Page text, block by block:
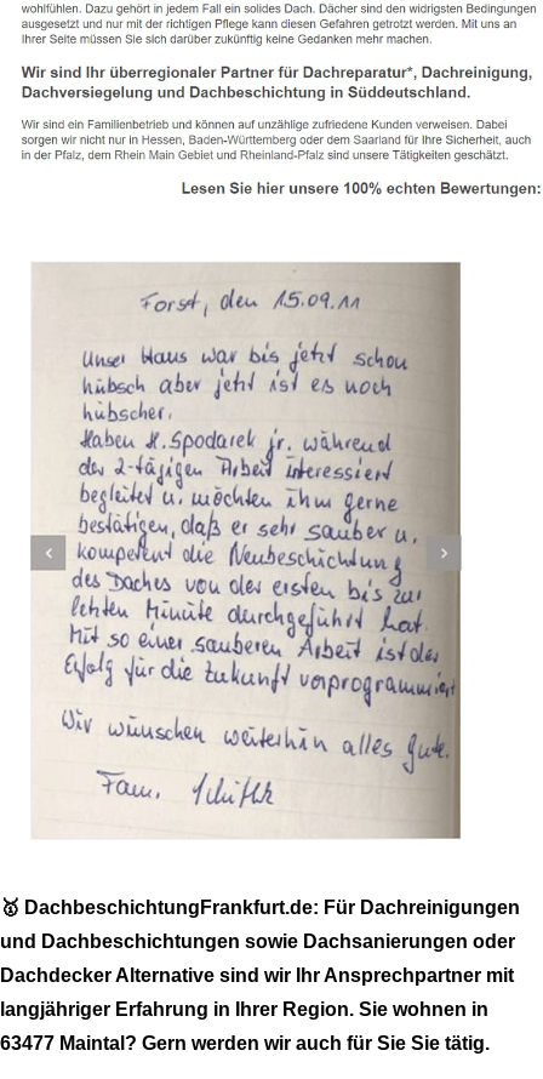
🥇 DachbeschichtungFrankfurt.de: Für Dachreinigungen
und Dachbeschichtungen sowie Dachsanierungen oder
Dachdecker Alternative sind wir Ihr Ansprechpartner mit
langjähriger Erfahrung in Ihrer Region. Sie wohnen in
63477 Maintal? Gern werden wir auch für Sie Sie tätig.